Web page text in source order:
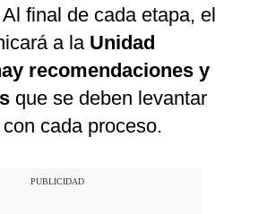
final de cada etapa, el
a la Unidad
recomendaciones y
que se deben levantar
cada proceso.